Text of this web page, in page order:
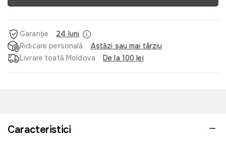
Garanție
24 luni
Ridicare personală
Astăzi sau mai târziu
Livrare toată Moldova
De la 100 lei
Caracteristici